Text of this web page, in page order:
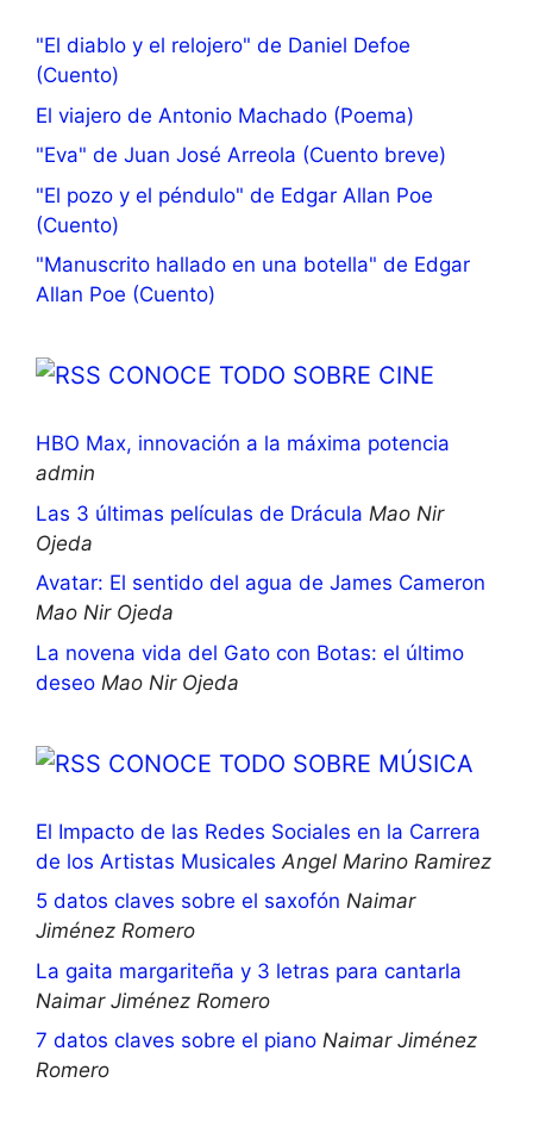
"El diablo y el relojero" de Daniel Defoe
(Cuento)
El viajero de Antonio Machado (Poema)
"Eva" de Juan José Arreola (Cuento breve)
"El pozo y el péndulo" de Edgar Allan Poe
(Cuento)
"Manuscrito hallado en una botella" de Edgar
Allan Poe (Cuento)
CONOCE TODO SOBRE CINE
HBO Max, innovación a la máxima potencia
admin
Las 3 últimas películas de Drácula Mao Nir
Ojeda
Avatar: El sentido del agua de James Cameron
Mao Nir Ojeda
La novena vida del Gato con Botas: el último
deseo Mao Nir Ojeda
CONOCE TODO SOBRE MÚSICA
El Impacto de las Redes Sociales en la Carrera
de los Artistas Musicales Angel Marino Ramirez
5 datos claves sobre el saxofón Naimar
Jiménez Romero
La gaita margariteña y 3 letras para cantarla
Naimar Jiménez Romero
7 datos claves sobre el piano Naimar Jiménez
Romero